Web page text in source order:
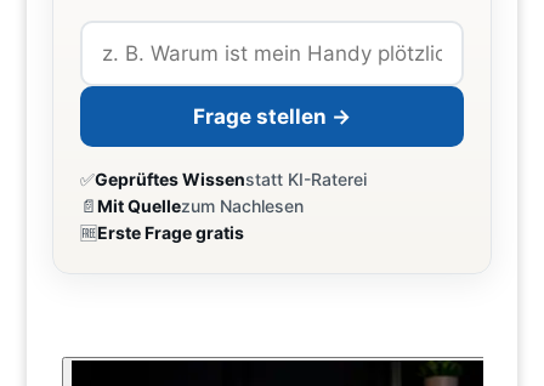
Frage stellen →
✅Geprüftes Wissenstatt KI-Raterei
📄Mit Quellezum Nachlesen
🆓Erste Frage gratis